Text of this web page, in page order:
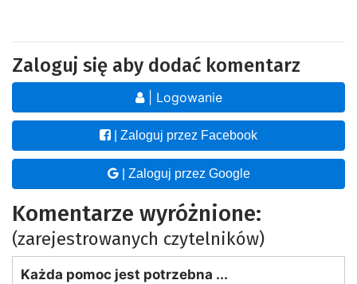
Zaloguj się aby dodać komentarz
| Logowanie
| Zaloguj przez Facebook
| Zaloguj przez Google
Komentarze wyróżnione:
(zarejestrowanych czytelników)
Każda pomoc jest potrzebna ...